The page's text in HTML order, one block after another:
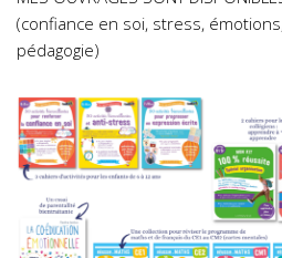
(confiance en soi, stress,
pédagogie)